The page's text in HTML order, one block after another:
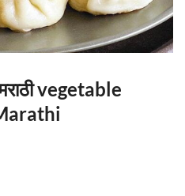
vegetable